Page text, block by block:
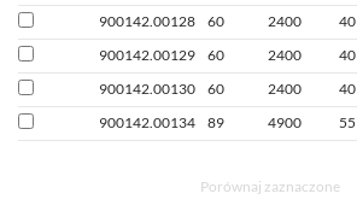
900142.00128
60 2400 40
900142.00129
60 2400 40
900142.00130
60 2400 40
900142.00134
89 4900 55
Porównaj zaznaczone